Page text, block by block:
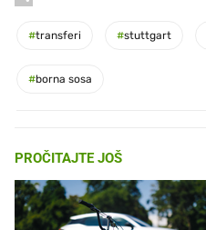
#transferi #stuttgart
#borna sosa
PROČITAJTE JOŠ